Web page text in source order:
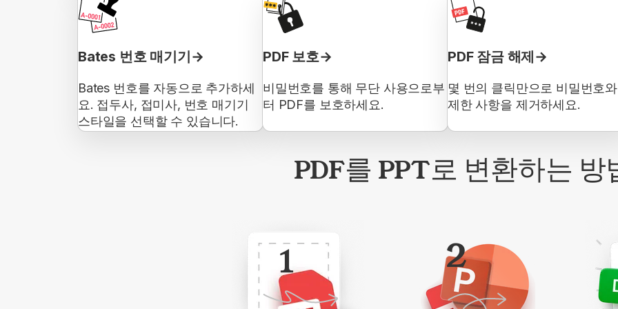
Bates 번호 매기기
Bates 번호를 자동으로 추가하세
요. 접두사, 접미사, 번호 매기기
스타일을 선택할 수 있습니다.
PDF 보호
비밀번호를 통해 무단 사용으로부
터 PDF를 보호하세요.
PDF 잠금 해제
몇 번의 클릭만으로 비밀번호와
제한 사항을 제거하세요.
PDF를 PPT로 변환하는 방
1 2